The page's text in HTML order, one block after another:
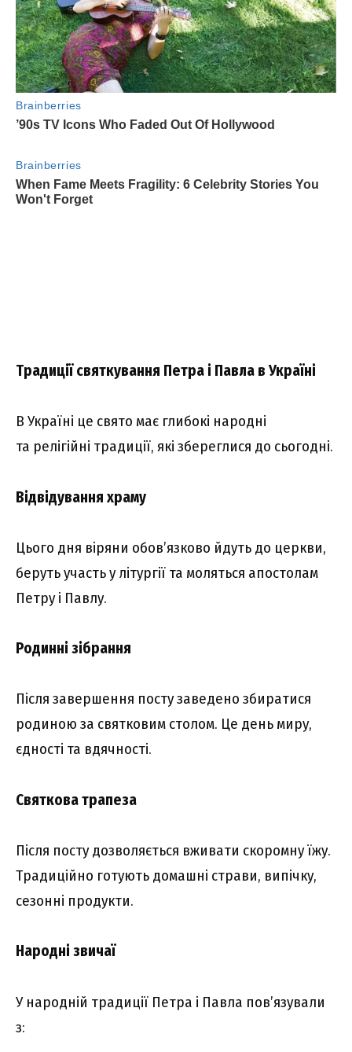
Традиції святкування Петра і Павла в Україні
В Україні це свято має глибокі народні
та релігійні традиції, які збереглися до сьогодні.
Відвідування храму
Цього дня віряни обов’язково йдуть до церкви,
беруть участь у літургії та моляться апостолам
Петру і Павлу.
Родинні зібрання
Після завершення посту заведено збиратися
родиною за святковим столом. Це день миру,
єдності та вдячності.
Святкова трапеза
Після посту дозволяється вживати скоромну їжу.
Традиційно готують домашні страви, випічку,
сезонні продукти.
Народні звичаї
У народній традиції Петра і Павла пов’язували
з: